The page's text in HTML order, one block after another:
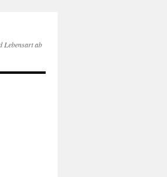
Lebensart ab